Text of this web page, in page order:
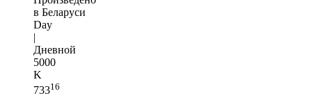
в Беларуси
Day
|
Дневной
5000
K
73316